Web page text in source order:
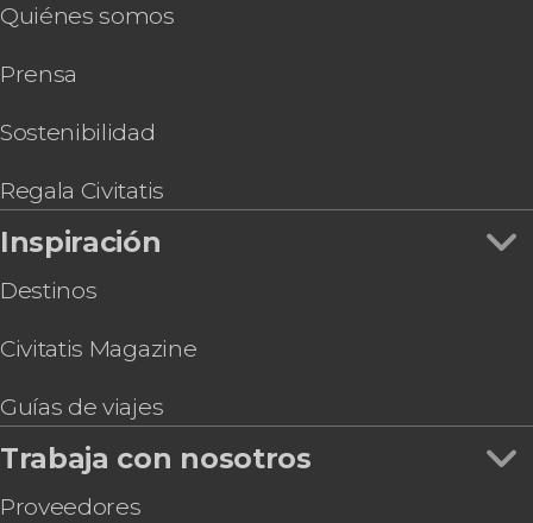
Quiénes somos
Prensa
Sostenibilidad
Regala Civitatis
Inspiración
Destinos
Civitatis Magazine
Guías de viajes
Trabaja con nosotros
Proveedores